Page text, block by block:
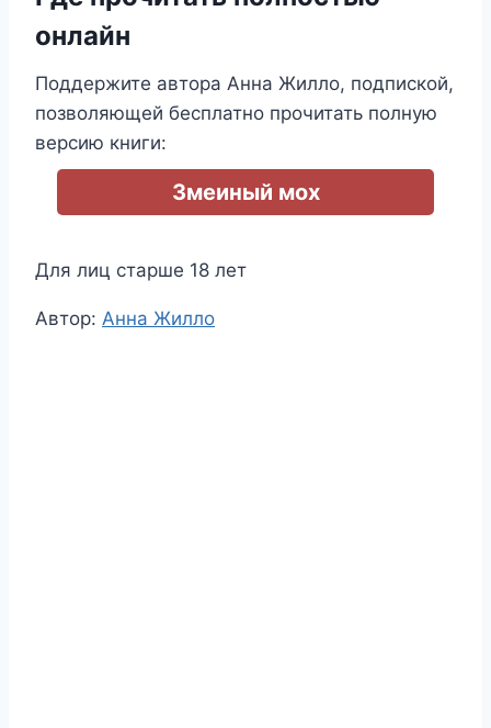
онлайн
Поддержите автора Анна Жилло, подпиской,
позволяющей бесплатно прочитать полную
версию книги:
Змеиный мох
Для лиц старше 18 лет
Метки
Автор: Анна Жилло